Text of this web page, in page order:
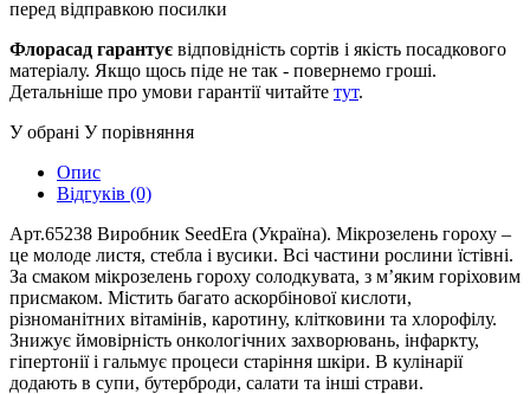
перед відправкою посилки
Флорасад гарантує відповідність сортів і якість посадкового
матеріалу. Якщо щось піде не так - повернемо гроші.
Детальніше про умови гарантії читайте тут.
У обрані У порівняння
Опис
Відгуків (0)
Арт.65238 Виробник SeedEra (Україна). Мікрозелень гороху –
це молоде листя, стебла і вусики. Всі частини рослини їстівні.
За смаком мікрозелень гороху солодкувата, з м’яким горіховим
присмаком. Містить багато аскорбінової кислоти,
різноманітних вітамінів, каротину, клітковини та хлорофілу.
Знижує ймовірність онкологічних захворювань, інфаркту,
гіпертонії і гальмує процеси старіння шкіри. В кулінарії
додають в супи, бутерброди, салати та інші страви.